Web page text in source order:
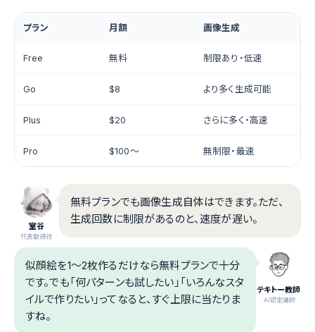
プラン 月額 画像生成
Free 無料 制限あり・低速
Go $8 より多く生成可能
Plus $20 さらに多く・高速
Pro $100〜 無制限・最速
室谷
代表取締役
無料プランでも画像生成自体はできます。ただ、
生成回数に制限があるのと、速度が遅い。
テキトー教師
.AI認定講師
似顔絵を1〜2枚作るだけなら無料プランで十分
です。でも「何パターンも試したい」「いろんなスタ
イルで作りたい」ってなると、すぐ上限に当たりま
すね。